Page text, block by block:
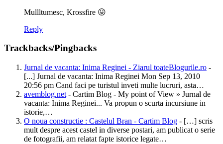
Mullltumesc, Krossfire 😛
Reply
Trackbacks/Pingbacks
Jurnal de vacanta: Inima Reginei - Ziarul toateBlogurile.ro -
[...] Jurnal de vacanta: Inima Reginei Mon Sep 13, 2010
20:56 pm Cand faci pe turistul inveti multe lucruri, asta…
avemblog.net - Cartim Blog - My point of View » Jurnal de
vacanta: Inima Reginei... Va propun o scurta incursiune in
istorie,…
O noua constructie : Castelul Bran - Cartim Blog - […] scris
mult despre acest castel in diverse postari, am publicat o serie
de fotografii, am relatat fapte istorice legate…